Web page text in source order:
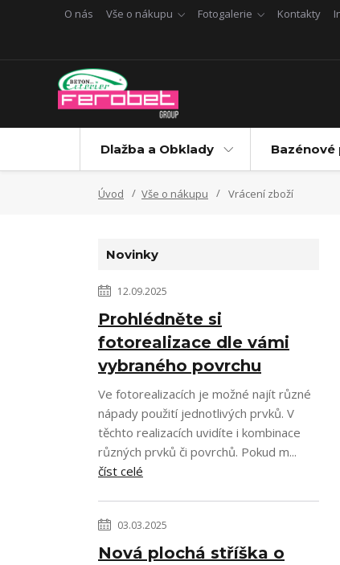
O nás Vše o nákupu Fotogalerie Kontakty
Dlažba a Obklady Bazénové
Úvod Vše o nákupu Vrácení zboží
Novinky
12.09.2025
Prohlédněte si
fotorealizace dle vámi
vybraného povrchu
Ve fotorealizacích je možné najít různé
nápady použití jednotlivých prvků. V
těchto realizacích uvidíte i kombinace
různých prvků či povrchů. Pokud m...
číst celé
03.03.2025
Nová plochá stříška o